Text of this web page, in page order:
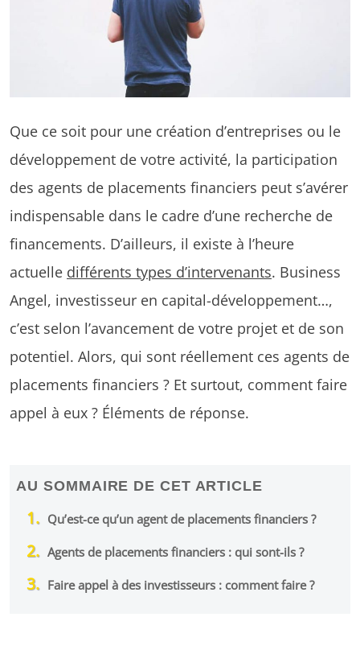
Que ce soit pour une création d’entreprises ou le
développement de votre activité, la participation
des agents de placements financiers peut s’avérer
indispensable dans le cadre d’une recherche de
financements. D’ailleurs, il existe à l’heure
actuelle différents types d’intervenants. Business
Angel, investisseur en capital-développement…,
c’est selon l’avancement de votre projet et de son
potentiel. Alors, qui sont réellement ces agents de
placements financiers ? Et surtout, comment faire
appel à eux ? Éléments de réponse.
AU SOMMAIRE DE CET ARTICLE
Qu’est-ce qu’un agent de placements financiers ?
Agents de placements financiers : qui sont-ils ?
Faire appel à des investisseurs : comment faire ?